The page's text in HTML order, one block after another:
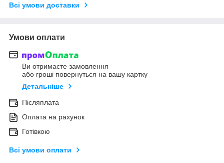
Всі умови доставки
Умови оплати
Ви отримаєте замовлення
або гроші повернуться на вашу картку
Детальніше
Післяплата
Оплата на рахунок
Готівкою
Всі умови оплати